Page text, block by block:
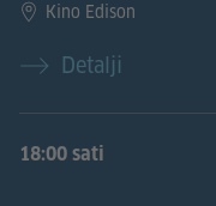
Kino Edison
Detalji
18:00 sati